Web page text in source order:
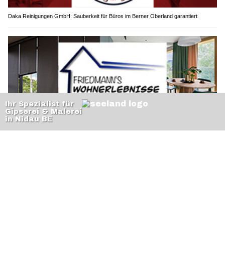
Daka Reinigungen GmbH: Sauberkeit für Büros im Berner Oberland garantiert